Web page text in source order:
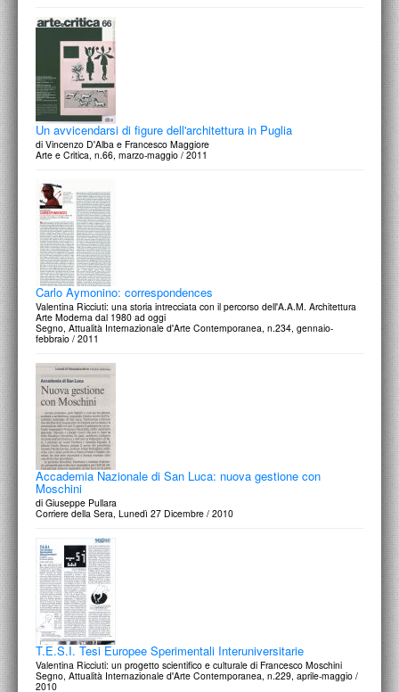
Un avvicendarsi di figure dell'architettura in Puglia
di Vincenzo D'Alba e Francesco Maggiore
Arte e Critica, n.66, marzo-maggio / 2011
Carlo Aymonino: correspondences
Valentina Ricciuti: una storia intrecciata con il percorso dell'A.A.M. Architettura
Arte Moderna dal 1980 ad oggi
Segno, Attualità Internazionale d'Arte Contemporanea, n.234, gennaio-
febbraio / 2011
Accademia Nazionale di San Luca: nuova gestione con
Moschini
di Giuseppe Pullara
Corriere della Sera, Lunedì 27 Dicembre / 2010
T.E.S.I. Tesi Europee Sperimentali Interuniversitarie
Valentina Ricciuti: un progetto scientifico e culturale di Francesco Moschini
Segno, Attualità Internazionale d'Arte Contemporanea, n.229, aprile-maggio /
2010